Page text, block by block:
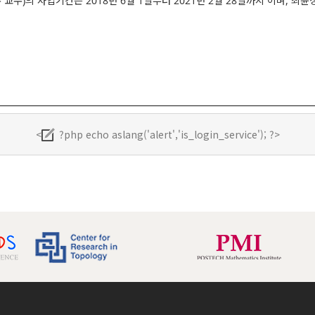
< ?php echo aslang('alert','is_login_service'); ?>